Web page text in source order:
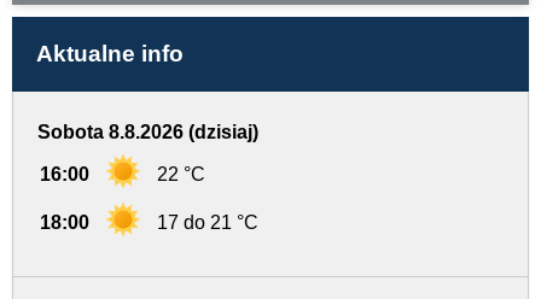
Aktualne info
Sobota 8.8.2026 (dzisiaj)
16:00 22 °C
18:00 17 do 21 °C